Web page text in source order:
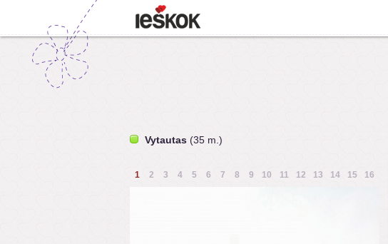
Vytautas (35 m.)
1 2 3 4 5 6 7 8 9 10 11 12 13 14 15 16